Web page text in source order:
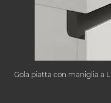
Gola piatta con maniglia a L